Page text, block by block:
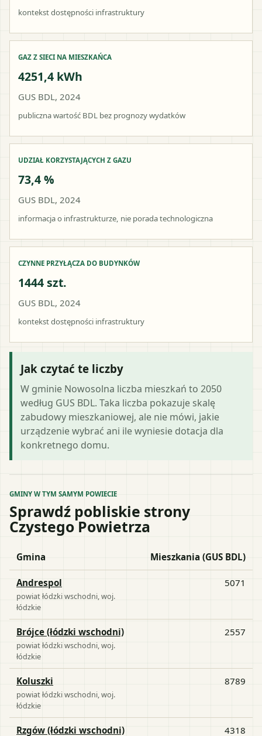
kontekst dostępności infrastruktury
GAZ Z SIECI NA MIESZKAŃCA
4251,4 kWh
GUS BDL, 2024
publiczna wartość BDL bez prognozy wydatków
UDZIAŁ KORZYSTAJĄCYCH Z GAZU
73,4 %
GUS BDL, 2024
informacja o infrastrukturze, nie porada technologiczna
CZYNNE PRZYŁĄCZA DO BUDYNKÓW
1444 szt.
GUS BDL, 2024
kontekst dostępności infrastruktury
Jak czytać te liczby
W gminie Nowosolna liczba mieszkań to 2050
według GUS BDL. Taka liczba pokazuje skalę
zabudowy mieszkaniowej, ale nie mówi, jakie
urządzenie wybrać ani ile wyniesie dotacja dla
konkretnego domu.
GMINY W TYM SAMYM POWIECIE
Sprawdź pobliskie strony
Czystego Powietrza
Gmina Mieszkania (GUS BDL)
Andrespol
powiatłódzki wschodni , woj.
łódzkie
5071
Brójce (łódzki wschodni)
powiatłódzki wschodni , woj.
łódzkie
2557
Koluszki
powiatłódzki wschodni , woj.
łódzkie
8789
Rzgów (łódzki wschodni) 4318